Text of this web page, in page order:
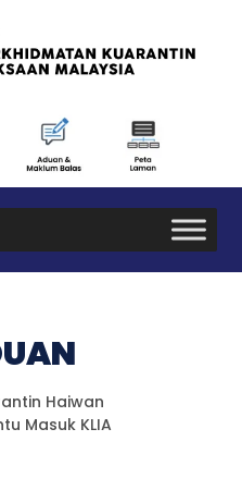
Haiwan
Masuk KLIA